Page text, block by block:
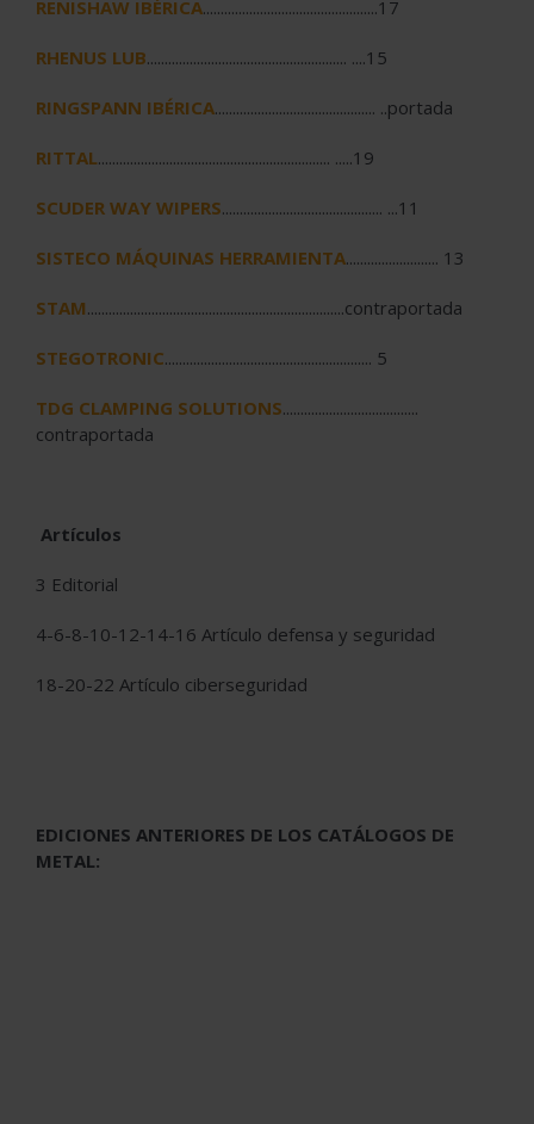
RENISHAW IBÉRICA.................................................17
RHENUS LUB........................................................ ....15
RINGSPANN IBÉRICA............................................. ..portada
RITTAL................................................................. .....19
SCUDER WAY WIPERS............................................. ...11
SISTECO MÁQUINAS HERRAMIENTA.......................... 13
STAM........................................................................contraportada
STEGOTRONIC.......................................................... 5
TDG CLAMPING SOLUTIONS......................................
contraportada
Artículos
3 Editorial
4-6-8-10-12-14-16 Artículo defensa y seguridad
18-20-22 Artículo ciberseguridad
EDICIONES ANTERIORES DE LOS CATÁLOGOS DE
METAL: